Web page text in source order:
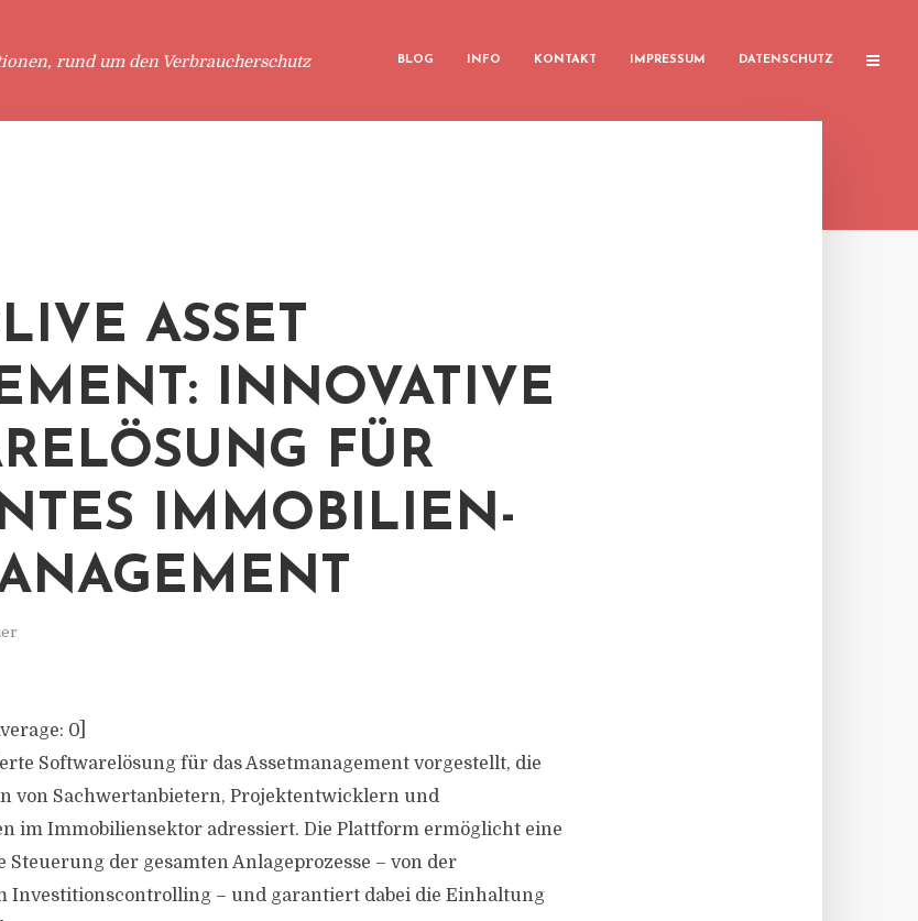
rund um den Verbraucherschutz BLOG INFO KONTAKT IMPRESSUM DATENSCHUTZ
ASSET
INNOVATIVE
FÜR
IMMOBILIEN-
0
Softwarelösung für das Assetmanagement vorgestellt, die
von Sachwertanbietern, Projektentwicklern und
im Immobiliensektor adressiert. Die Plattform ermöglicht eine
der gesamten Anlageprozesse – von der
Investitionscontrolling – und garantiert dabei die Einhaltung